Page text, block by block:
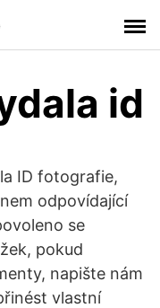
id
ID fotografie,
odpovídající
se
pokud
napište nám
vlastní